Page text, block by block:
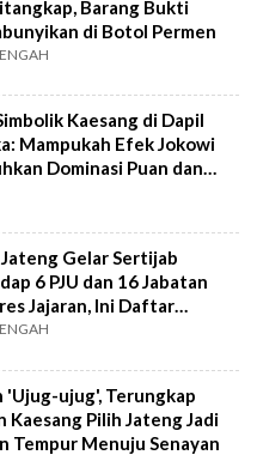
Barang Bukti
di Botol Permen
Kaesang di Dapil
Mampukah Efek Jokowi
Dominasi Puan dan
Gelar Sertijab
6 PJU dan 16 Jabatan
Jajaran, Ini Daftar
'Ujug-ujug', Terungkap
Kaesang Pilih Jateng Jadi
Tempur Menuju Senayan